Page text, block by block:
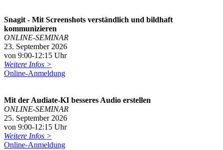
Snagit - Mit Screenshots verständlich und bildhaft
kommunizieren
ONLINE-SEMINAR
23. September 2026
von 9:00-12:15 Uhr
Weitere Infos >
Online-Anmeldung
Mit der Audiate-KI besseres Audio erstellen
ONLINE-SEMINAR
25. September 2026
von 9:00-12:15 Uhr
Weitere Infos >
Online-Anmeldung